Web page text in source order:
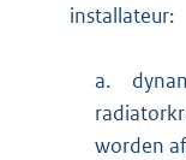
installateur:
a.
worden